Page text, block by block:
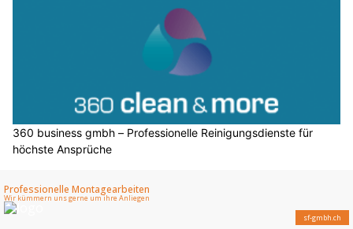
360 business gmbh – Professionelle Reinigungsdienste für
höchste Ansprüche